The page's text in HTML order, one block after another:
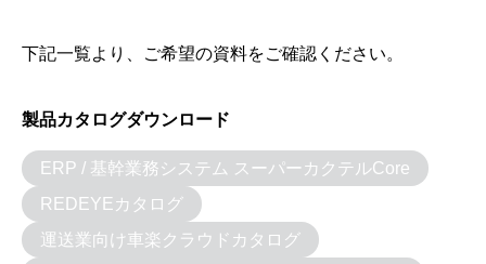
下記一覧より、ご希望の資料をご確認ください。
製品カタログダウンロード
ERP / 基幹業務システム スーパーカクテルCore
REDEYEカタログ
運送業向け車楽クラウドカタログ